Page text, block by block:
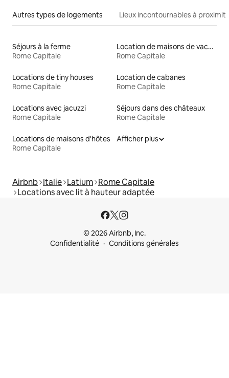
Autres types de logements Lieux incontournables à
Séjours à la ferme
Rome Capitale
Location de maisons de vacances
Rome Capitale
Locations de tiny houses
Rome Capitale
Location de cabanes
Rome Capitale
Locations avec jacuzzi
Rome Capitale
Séjours dans des châteaux
Rome Capitale
Locations de maisons d'hôtes
Rome Capitale
Afficher plus
Airbnb Italie Latium Rome Capitale
Locations avec lit à hauteur adaptée
© 2026 Airbnb, Inc.
Confidentialité
Conditions générales